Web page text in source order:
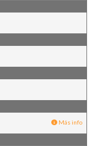
Más info